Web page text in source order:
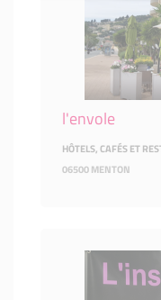
l'envole
HÔTELS, CAFÉS ET
06500 MENTON